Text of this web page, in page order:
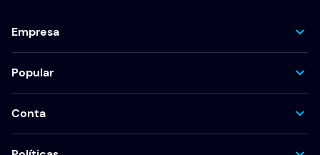
Empresa
Popular
Conta